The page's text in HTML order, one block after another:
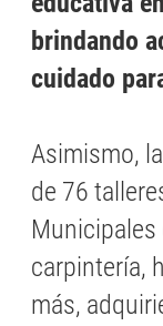
brindando
cuidado
Asimismo,
de 76
carpintería,
más,